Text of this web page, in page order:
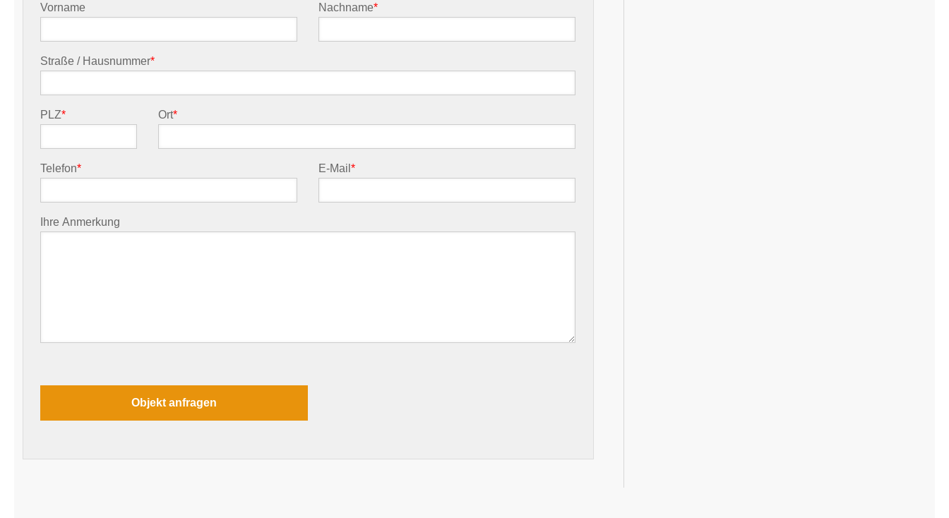
Vorname Nachname*
Straße / Hausnummer*
PLZ* Ort*
Telefon* E-Mail*
Ihre Anmerkung